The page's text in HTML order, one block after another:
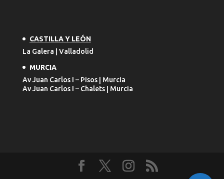
CASTILLA Y LEÓN
La Galera | Valladolid
MURCIA
Av Juan Carlos I – Pisos | Murcia
Av Juan Carlos I – Chalets | Murcia